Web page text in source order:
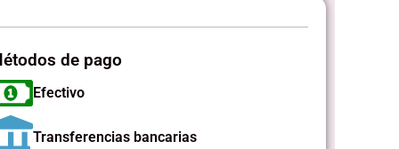
de pago
Efectivo
Transferencias bancarias